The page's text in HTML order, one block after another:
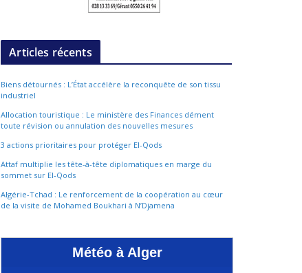
Articles récents
Biens détournés : L’État accélère la reconquête de son tissu
industriel
Allocation touristique : Le ministère des Finances dément
toute révision ou annulation des nouvelles mesures
3 actions prioritaires pour protéger El-Qods
Attaf multiplie les tête-à-tête diplomatiques en marge du
sommet sur El-Qods
Algérie-Tchad : Le renforcement de la coopération au cœur
de la visite de Mohamed Boukhari à N’Djamena
Météo à Alger